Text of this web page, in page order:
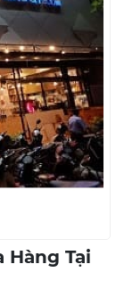
Hàng Tại